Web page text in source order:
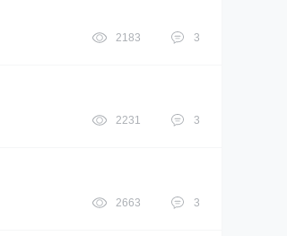
2183 3
2231 3
2663 3